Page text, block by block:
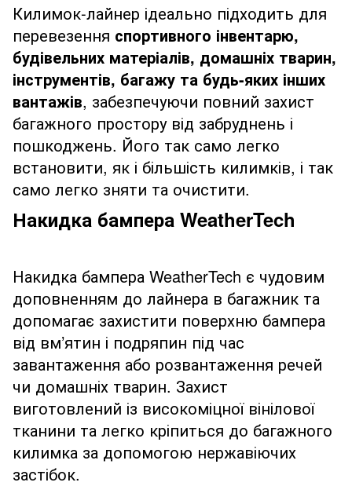
Килимок-лайнер ідеально підходить для
перевезення спортивного інвентарю,
будівельних матеріалів, домашніх тварин,
інструментів, багажу та будь-яких інших
вантажів, забезпечуючи повний захист
багажного простору від забруднень і
пошкоджень. Його так само легко
встановити, як і більшість килимків, і так
само легко зняти та очистити.
Накидка бампера WeatherTech
Накидка бампера WeatherTech є чудовим
доповненням до лайнера в багажник та
допомагає захистити поверхню бампера
від вм’ятин і подряпин під час
завантаження або розвантаження речей
чи домашніх тварин. Захист
виготовлений із високоміцної вінілової
тканини та легко кріпиться до багажного
килимка за допомогою нержавіючих
застібок.